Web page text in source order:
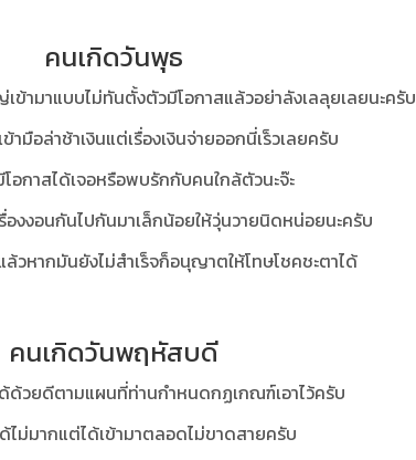
คนเกิดวันพุธ
เข้ามาแบบไม่ทันตั้งตัวมีโอกาสแล้วอย่าลังเลลุยเลยนะครับ
ข้ามือล่าช้าเงินแต่เรื่องเงินจ่ายออกนี่เร็วเลยครับ
อกาสได้เจอหรือพบรักกับคนใกล้ตัวนะจ๊ะ
องงอนกันไปกันมาเล็กน้อยให้วุ่นวายนิดหน่อยนะครับ
วหากมันยังไม่สำเร็จก็อนุญาตให้โทษโชคชะตาได้
คนเกิดวันพฤหัสบดี
ด้ด้วยดีตามแผนที่ท่านกำหนดกฏเกณฑ์เอาไว้ครับ
ด้ไม่มากแต่ได้เข้ามาตลอดไม่ขาดสายครับ